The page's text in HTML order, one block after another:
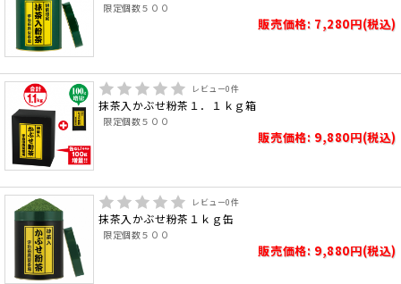
限定個数５００
販売価格: 7,280円(税込)
レビュー0件
抹茶入かぶせ粉茶１．１ｋｇ箱
限定個数５００
販売価格: 9,880円(税込)
レビュー0件
抹茶入かぶせ粉茶１ｋｇ缶
限定個数５００
販売価格: 9,880円(税込)